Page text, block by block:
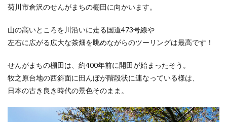
菊川市倉沢のせんがまちの棚田に向かいます。
山の高いところを川沿いに走る国道473号線や
左右に広がる広大な茶畑を眺めながらのツーリングは最高です！
せんがまちの棚田は、約400年前に開田が始まったそう。
牧之原台地の西斜面に田んぼが階段状に連なっている様は、
日本の古き良き時代の景色そのまま。